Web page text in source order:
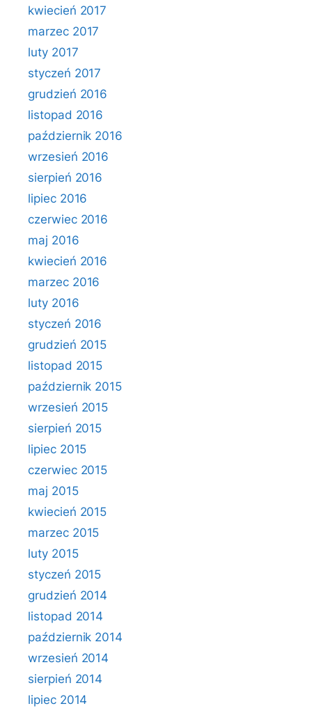
kwiecień 2017
marzec 2017
luty 2017
styczeń 2017
grudzień 2016
listopad 2016
październik 2016
wrzesień 2016
sierpień 2016
lipiec 2016
czerwiec 2016
maj 2016
kwiecień 2016
marzec 2016
luty 2016
styczeń 2016
grudzień 2015
listopad 2015
październik 2015
wrzesień 2015
sierpień 2015
lipiec 2015
czerwiec 2015
maj 2015
kwiecień 2015
marzec 2015
luty 2015
styczeń 2015
grudzień 2014
listopad 2014
październik 2014
wrzesień 2014
sierpień 2014
lipiec 2014